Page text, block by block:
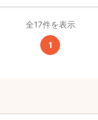
全17件を表示
1